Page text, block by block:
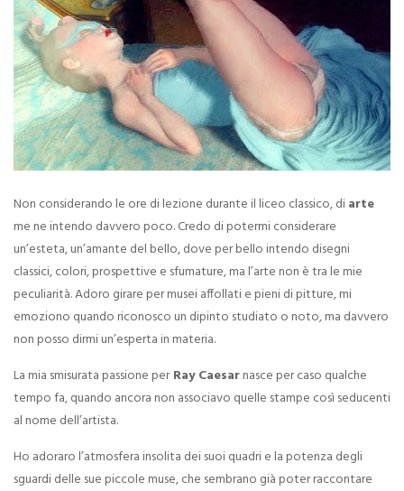
Non considerando le ore di lezione durante il liceo classico, diarte
me ne intendo davvero poco. Credo di potermi considerare
un’esteta, un’amante del bello, dove per bello intendo disegni
classici, colori, prospettive e sfumature, ma l’arte non è tra le mie
peculiarità. Adoro girare per musei affollati e pieni di pitture, mi
emoziono quando riconosco un dipinto studiato o noto, ma davvero
non posso dirmi un’esperta in materia.
La mia smisurata passione perRay Caesarnasce per caso qualche
tempo fa, quando ancora non associavo quelle stampe così seducenti
al nome dell’artista.
Ho adoraro l’atmosfera insolita dei suoi quadri e la potenza degli
sguardi delle sue piccole muse, che sembrano già poter raccontare